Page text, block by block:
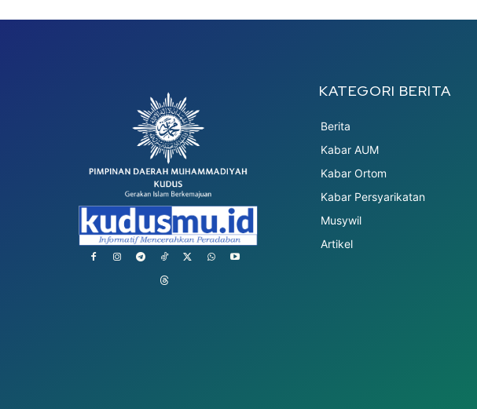
KATEGORI BERITA
Berita
Kabar AUM
Kabar Ortom
Kabar Persyarikatan
Musywil
Artikel